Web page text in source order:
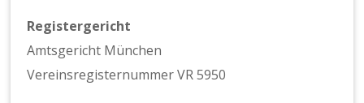
Registergericht
Amtsgericht München
Vereinsregisternummer VR 5950